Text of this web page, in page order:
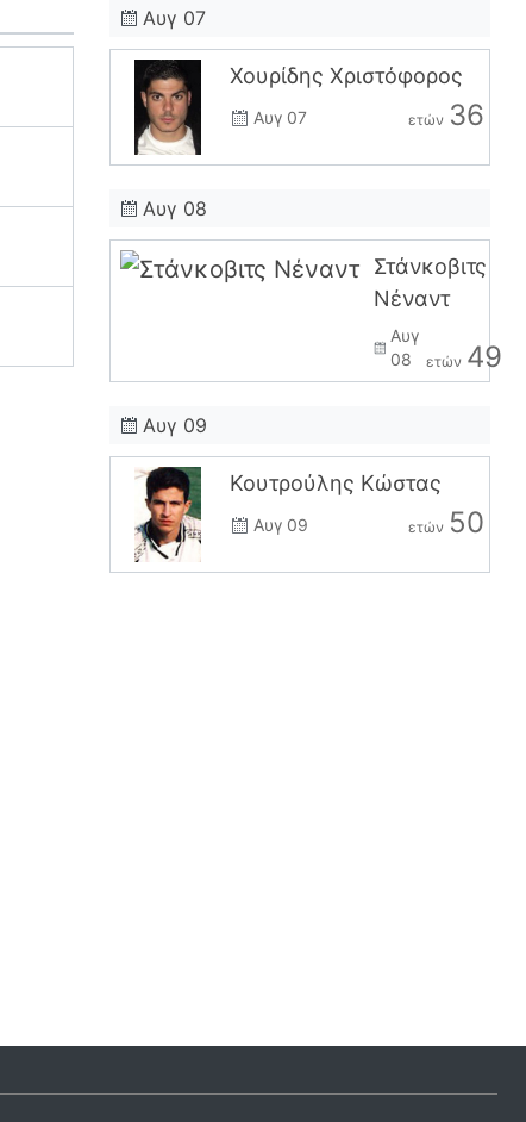
Αυγ 07
Χουρίδης Χριστόφορος
Αυγ 07 ετών 36
Αυγ 08
Στάνκοβιτς
Νέναντ
Αυγ
08
ετών 49
Αυγ 09
Κουτρούλης Κώστας
Αυγ 09 ετών 50